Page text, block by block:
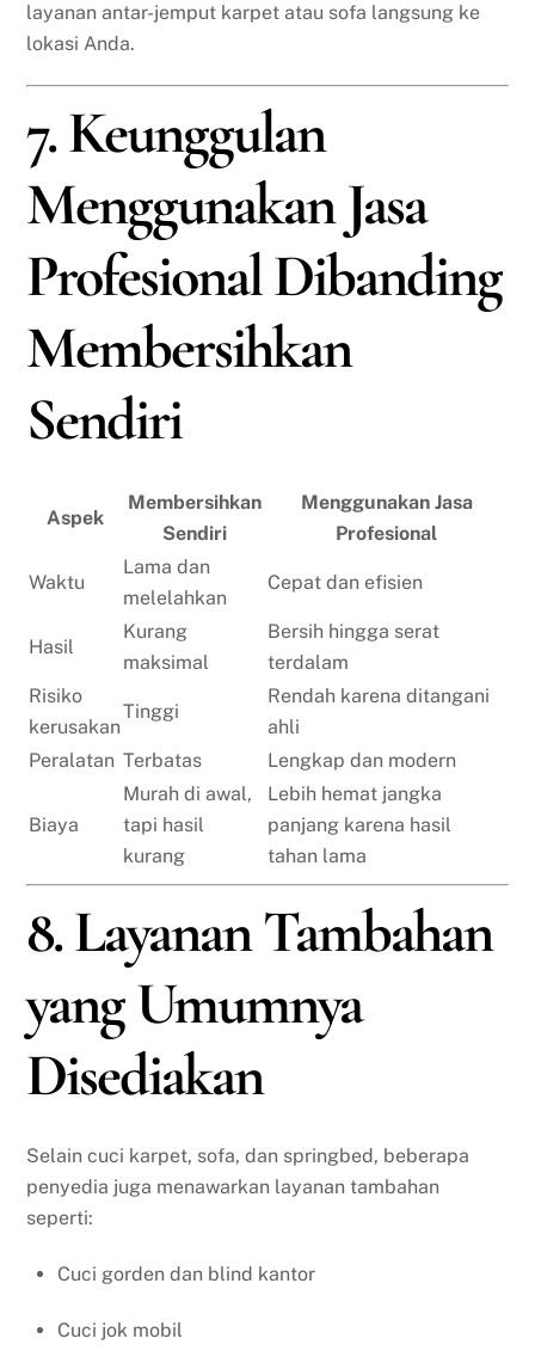
layanan antar-jemput karpet atau sofa langsung ke
lokasi Anda.
7. Keunggulan
Menggunakan Jasa
Profesional Dibanding
Membersihkan
Sendiri
Aspek
Membersihkan
Sendiri
Menggunakan Jasa
Profesional
Waktu
Lama dan
melelahkan
Cepat dan efisien
Hasil
Kurang
maksimal
Bersih hingga serat
terdalam
Risiko
kerusakan
Tinggi
Rendah karena ditangani
ahli
Peralatan Terbatas Lengkap dan modern
Biaya
Murah di awal,
tapi hasil
kurang
Lebih hemat jangka
panjang karena hasil
tahan lama
8. Layanan Tambahan
yang Umumnya
Disediakan
Selain cuci karpet, sofa, dan springbed, beberapa
penyedia juga menawarkan layanan tambahan
seperti:
Cuci gorden dan blind kantor
Cuci jok mobil